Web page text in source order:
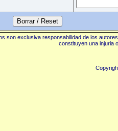
son exclusiva responsabilidad de los
constituyen una injuria